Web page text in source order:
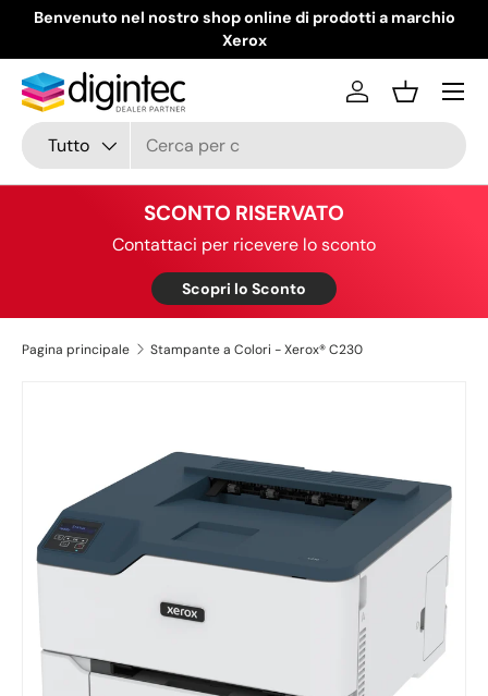
Benvenuto nel nostro shop online di prodotti a marchio
Xerox
Cerca
Tipo prodotto
Tutto
AccediCestino
Menu
SCONTO RISERVATO
Contattaci per ricevere lo sconto
Scopri lo Sconto
Pagina principale Stampante a Colori - Xerox® C230